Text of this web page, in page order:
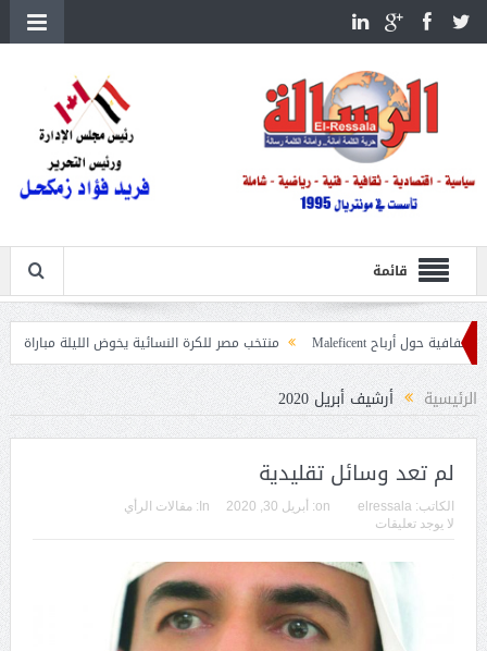
قائمة
منتخب مصر للكرة النسائية يخوض الليلة مباراة وداع أمم إفريقيا أمام
الرئيسية أرشيف أبريل 2020
لم تعد وسائل تقليدية
الكاتب: elressala
on: أبريل 30, 2020 In: مقالات الرأي
لا يوجد تعليقات